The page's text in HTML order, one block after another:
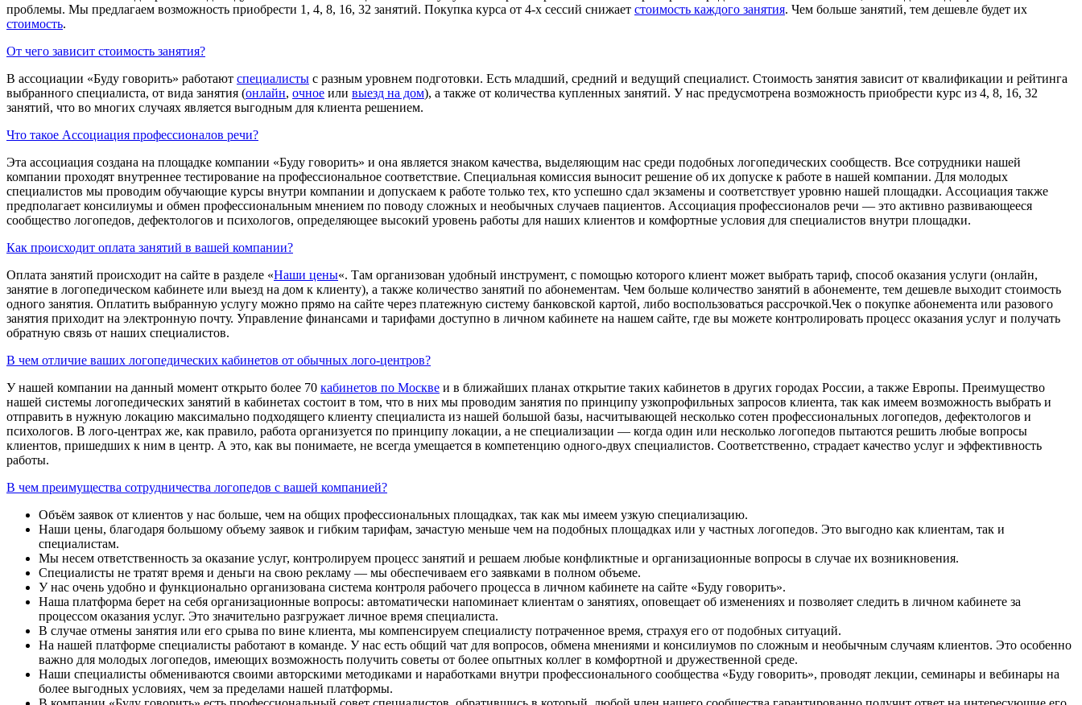
проблемы. Мы предлагаем возможность приобрести 1, 4, 8, 16, 32 занятий. Покупка курса от 4-х сессий снижает стоимость каждого занятия. Чем больше занятий, тем дешевле будет их
стоимость.
От чего зависит стоимость занятия?
В ассоциации «Буду говорить» работают специалисты с разным уровнем подготовки. Есть младший, средний и ведущий специалист. Стоимость занятия зависит от квалификации и рейтинга
выбранного специалиста, от вида занятия (онлайн, очное или выезд на дом), а также от количества купленных занятий. У нас предусмотрена возможность приобрести курс из 4, 8, 16, 32
занятий, что во многих случаях является выгодным для клиента решением.
Что такое Ассоциация профессионалов речи?
Эта ассоциация создана на площадке компании «Буду говорить» и она является знаком качества, выделяющим нас среди подобных логопедических сообществ. Все сотрудники нашей
компании проходят внутреннее тестирование на профессиональное соответствие. Специальная комиссия выносит решение об их допуске к работе в нашей компании. Для молодых
специалистов мы проводим обучающие курсы внутри компании и допускаем к работе только тех, кто успешно сдал экзамены и соответствует уровню нашей площадки. Ассоциация также
предполагает консилиумы и обмен профессиональным мнением по поводу сложных и необычных случаев пациентов. Ассоциация профессионалов речи — это активно развивающееся
сообщество логопедов, дефектологов и психологов, определяющее высокий уровень работы для наших клиентов и комфортные условия для специалистов внутри площадки.
Как происходит оплата занятий в вашей компании?
Оплата занятий происходит на сайте в разделе «Наши цены«. Там организован удобный инструмент, с помощью которого клиент может выбрать тариф, способ оказания услуги (онлайн,
занятие в логопедическом кабинете или выезд на дом к клиенту), а также количество занятий по абонементам. Чем больше количество занятий в абонементе, тем дешевле выходит стоимость
одного занятия. Оплатить выбранную услугу можно прямо на сайте через платежную систему банковской картой, либо воспользоваться рассрочкой.Чек о покупке абонемента или разового
занятия приходит на электронную почту. Управление финансами и тарифами доступно в личном кабинете на нашем сайте, где вы можете контролировать процесс оказания услуг и получать
обратную связь от наших специалистов.
В чем отличие ваших логопедических кабинетов от обычных лого-центров?
У нашей компании на данный момент открыто более 70 кабинетов по Москве и в ближайших планах открытие таких кабинетов в других городах России, а также Европы. Преимущество
нашей системы логопедических занятий в кабинетах состоит в том, что в них мы проводим занятия по принципу узкопрофильных запросов клиента, так как имеем возможность выбрать и
отправить в нужную локацию максимально подходящего клиенту специалиста из нашей большой базы, насчитывающей несколько сотен профессиональных логопедов, дефектологов и
психологов. В лого-центрах же, как правило, работа организуется по принципу локации, а не специализации — когда один или несколько логопедов пытаются решить любые вопросы
клиентов, пришедших к ним в центр. А это, как вы понимаете, не всегда умещается в компетенцию одного-двух специалистов. Соответственно, страдает качество услуг и эффективность
работы.
В чем преимущества сотрудничества логопедов с вашей компанией?
Объём заявок от клиентов у нас больше, чем на общих профессиональных площадках, так как мы имеем узкую специализацию.
Наши цены, благодаря большому объему заявок и гибким тарифам, зачастую меньше чем на подобных площадках или у частных логопедов. Это выгодно как клиентам, так и
специалистам.
Мы несем ответственность за оказание услуг, контролируем процесс занятий и решаем любые конфликтные и организационные вопросы в случае их возникновения.
Специалисты не тратят время и деньги на свою рекламу — мы обеспечиваем его заявками в полном объеме.
У нас очень удобно и функционально организована система контроля рабочего процесса в личном кабинете на сайте «Буду говорить».
Наша платформа берет на себя организационные вопросы: автоматически напоминает клиентам о занятиях, оповещает об изменениях и позволяет следить в личном кабинете за
процессом оказания услуг. Это значительно разгружает личное время специалиста.
В случае отмены занятия или его срыва по вине клиента, мы компенсируем специалисту потраченное время, страхуя его от подобных ситуаций.
На нашей платформе специалисты работают в команде. У нас есть общий чат для вопросов, обмена мнениями и консилиумов по сложным и необычным случаям клиентов. Это особенно
важно для молодых логопедов, имеющих возможность получить советы от более опытных коллег в комфортной и дружественной среде.
Наши специалисты обмениваются своими авторскими методиками и наработками внутри профессионального сообщества «Буду говорить», проводят лекции, семинары и вебинары на
более выгодных условиях, чем за пределами нашей платформы.